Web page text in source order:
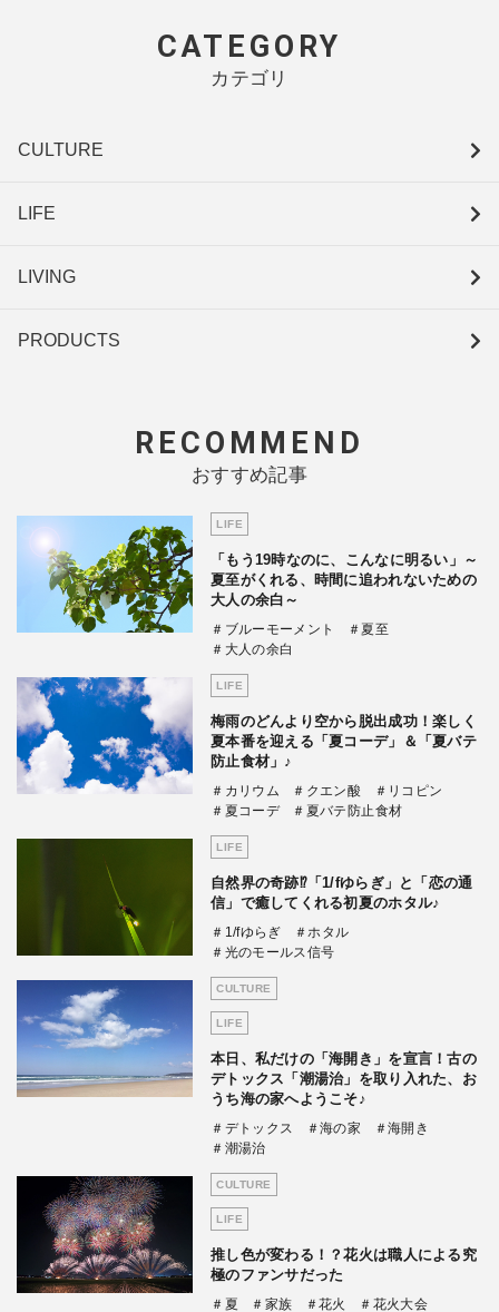
CATEGORY
カテゴリ
CULTURE
LIFE
LIVING
PRODUCTS
RECOMMEND
おすすめ記事
LIFE
「もう19時なのに、こんなに明るい」～
夏至がくれる、時間に追われないための
大人の余白～
＃ブルーモーメント
＃夏至
＃大人の余白
LIFE
梅雨のどんより空から脱出成功！楽しく
夏本番を迎える「夏コーデ」＆「夏バテ
防止食材」♪
＃カリウム ＃クエン酸
＃リコピン
＃夏コーデ
＃夏バテ防止食材
LIFE
自然界の奇跡⁉「1/fゆらぎ」と「恋の通
信」で癒してくれる初夏のホタル♪
＃1/fゆらぎ
＃ホタル
＃光のモールス信号
CULTURE
LIFE
本日、私だけの「海開き」を宣言！古の
デトックス「潮湯治」を取り入れた、お
うち海の家へようこそ♪
＃デトックス ＃海の家
＃海開き
＃潮湯治
CULTURE
LIFE
推し色が変わる！？花火は職人による究
極のファンサだった
＃夏 ＃家族 ＃花火 ＃花火大会